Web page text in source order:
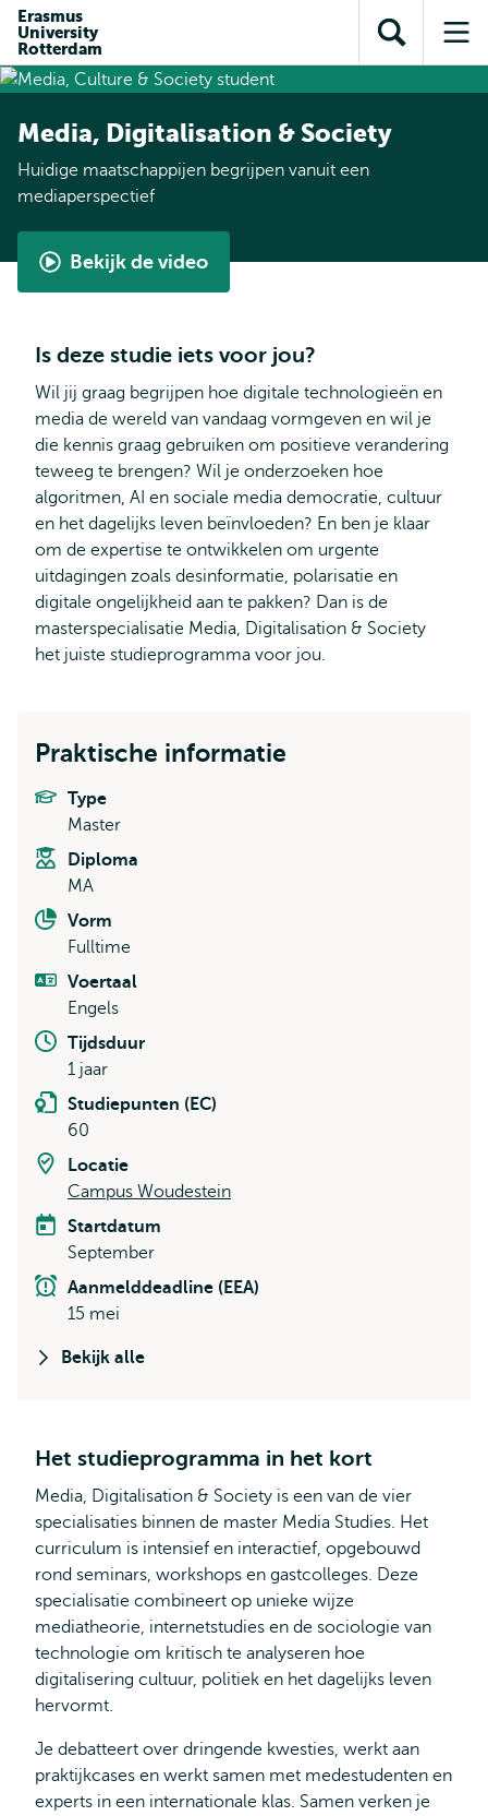
inhoud
Direct naar
subnavigatie
Erasmus
University
Rotterdam
Toon
zoekveld
Media, Digitalisation & Society
Huidige maatschappijen begrijpen vanuit een
mediaperspectief
Bekijk de video
Media,
Society
|
Hoe
media
de
samenleving
vormt
Is deze studie iets voor jou?
Wil jij graag begrijpen hoe digitale technologieën en
media de wereld van vandaag vormgeven en wil je
die kennis graag gebruiken om positieve verandering
teweeg te brengen? Wil je onderzoeken hoe
algoritmen, AI en sociale media democratie, cultuur
en het dagelijks leven beïnvloeden? En ben je klaar
om de expertise te ontwikkelen om urgente
uitdagingen zoals desinformatie, polarisatie en
digitale ongelijkheid aan te pakken? Dan is de
masterspecialisatie Media, Digitalisation & Society
het juiste studieprogramma voor jou.
Praktische informatie
Type
Master
Diploma
MA
Vorm
Fulltime
Voertaal
Engels
Tijdsduur
1 jaar
Studiepunten (EC)
60
Locatie
Campus Woudestein
Startdatum
September
Aanmelddeadline (EEA)
15 mei
Bekijk alle
Het studieprogramma in het kort
Media, Digitalisation & Society is een van de vier
specialisaties binnen de master Media Studies. Het
curriculum is intensief en interactief, opgebouwd
rond seminars, workshops en gastcolleges. Deze
specialisatie combineert op unieke wijze
mediatheorie, internetstudies en de sociologie van
technologie om kritisch te analyseren hoe
digitalisering cultuur, politiek en het dagelijks leven
hervormt.
Je debatteert over dringende kwesties, werkt aan
praktijkcases en werkt samen met medestudenten en
experts in een internationale klas. Samen verken je